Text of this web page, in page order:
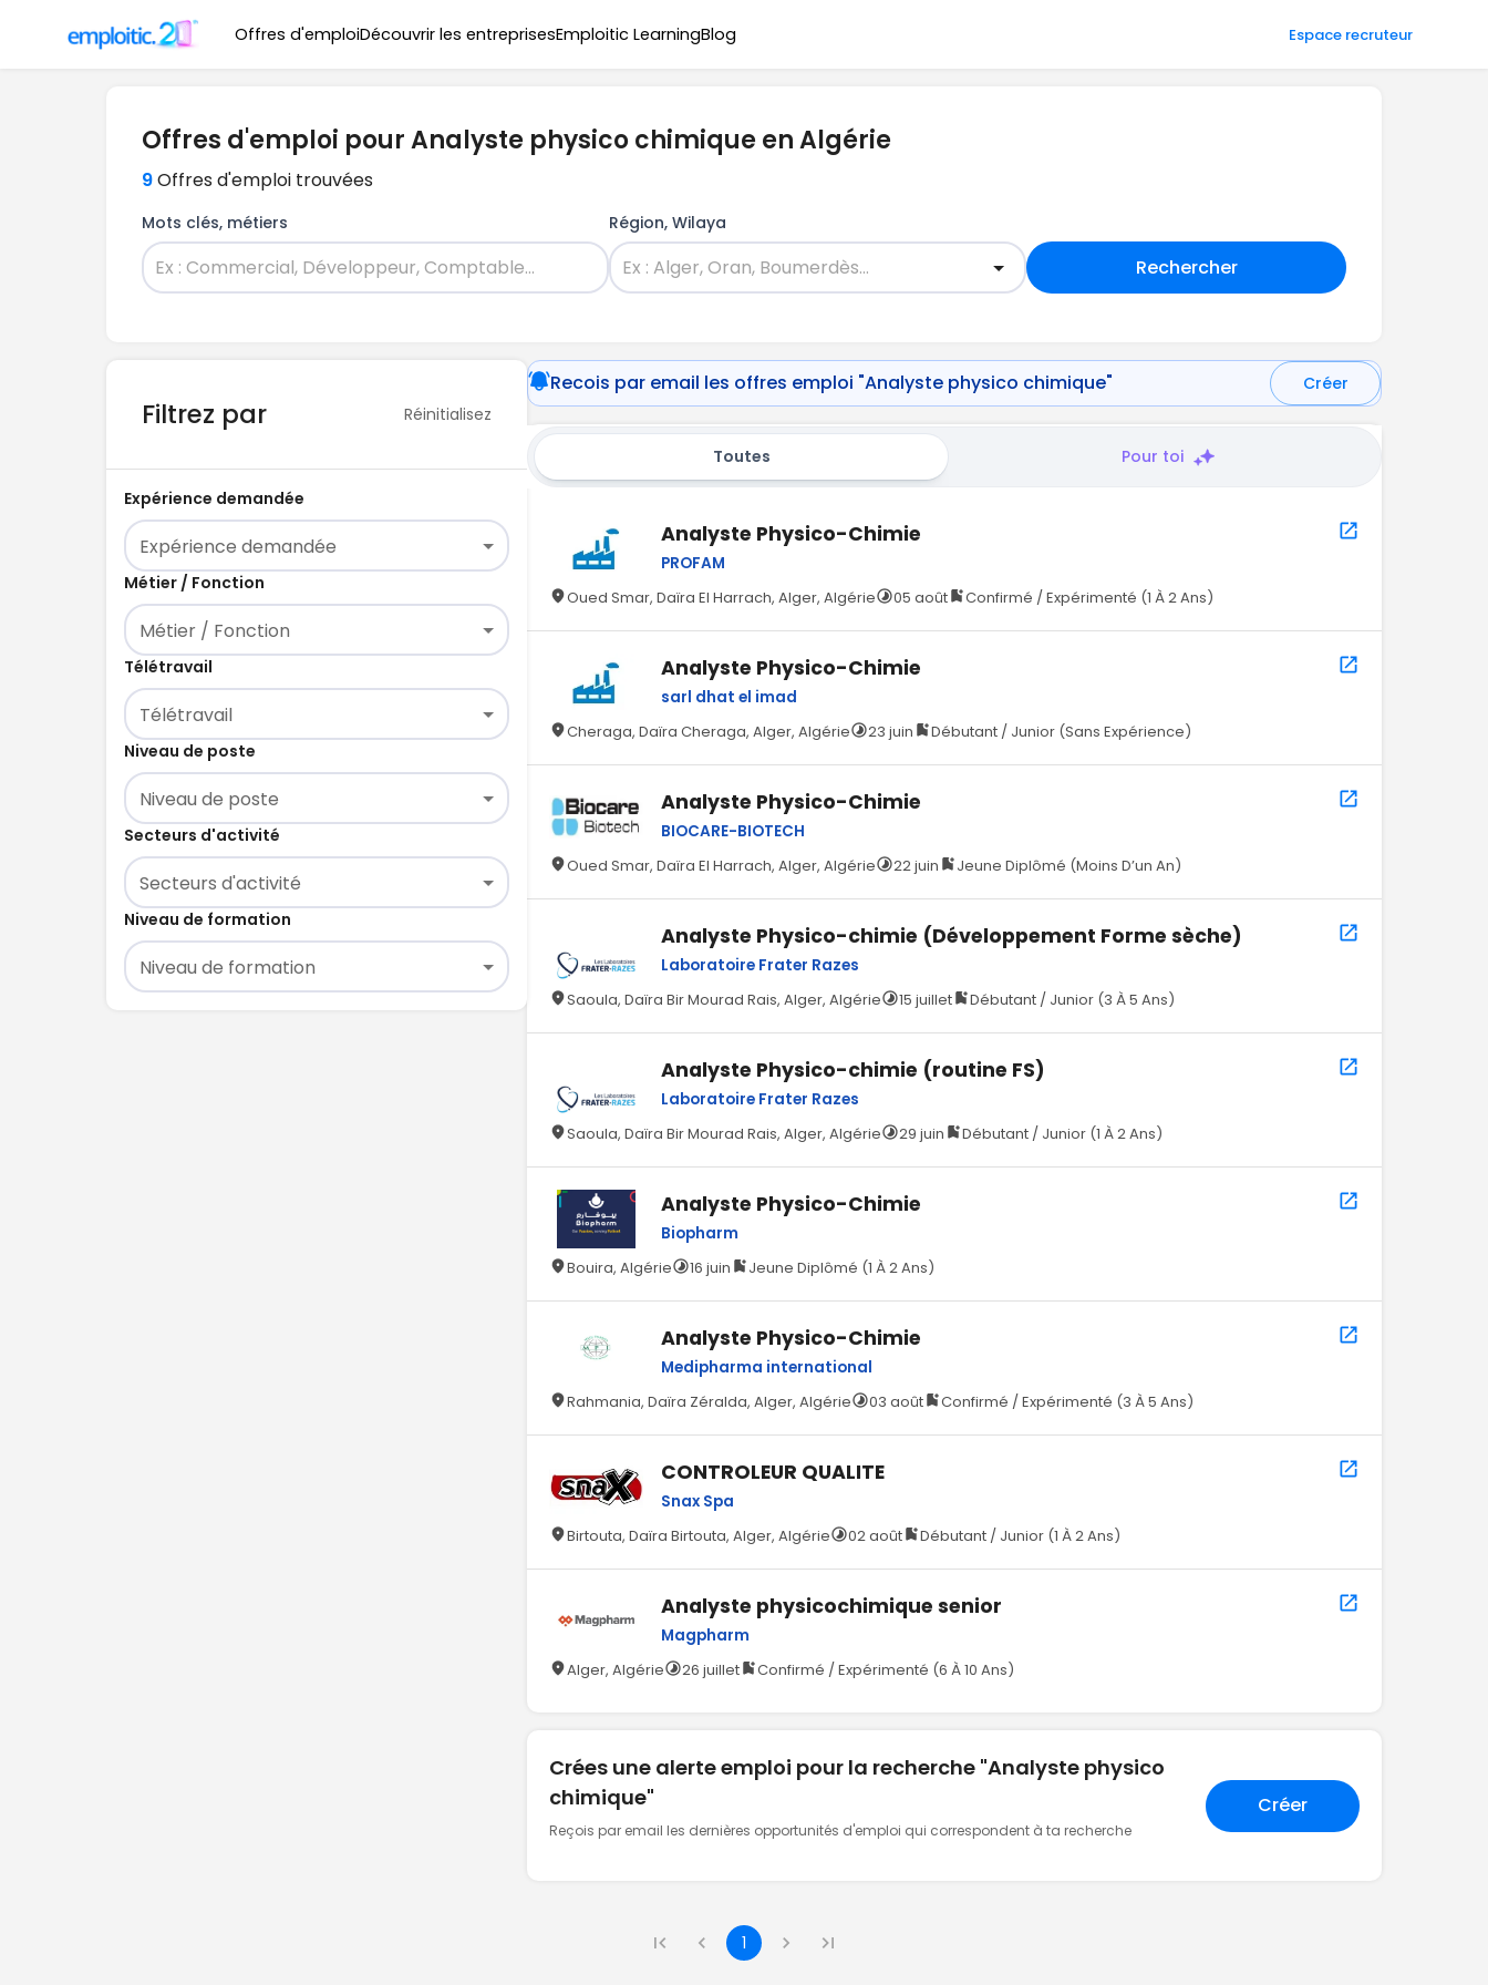
Offres d'emploiDécouvrir les entreprisesEmploitic LearningBlog Espace recruteur
Offres d'emploi pour Analyste physico chimique en Algérie
9Offres d'emploi trouvées
Mots clés, métiers Région, Wilaya
Rechercher
Filtrez par Réinitialisez
Expérience demandée
Expérience demandée
Métier / Fonction
Métier / Fonction
Télétravail
Télétravail
Niveau de poste
Niveau de poste
Secteurs d'activité
Secteurs d'activité
Niveau de formation
Niveau de formation
Recois par email les offres emploi "Analyste physico chimique" Créer
Toutes Pour toi
Analyste Physico-Chimie
PROFAM
Oued Smar, Daïra El Harrach, Alger, Algérie
05 août Confirmé / Expérimenté (1 À 2 Ans)
Analyste Physico-Chimie
sarl dhat el imad
Cheraga, Daïra Cheraga, Alger, Algérie
23 juin Débutant / Junior (Sans Expérience)
Analyste Physico-Chimie
BIOCARE-BIOTECH
Oued Smar, Daïra El Harrach, Alger, Algérie
22 juin Jeune Diplômé (Moins D’un An)
Analyste Physico-chimie (Développement Forme sèche)
Laboratoire Frater Razes
Saoula, Daïra Bir Mourad Rais, Alger, Algérie
15 juillet Débutant / Junior (3 À 5 Ans)
Analyste Physico-chimie (routine FS)
Laboratoire Frater Razes
Saoula, Daïra Bir Mourad Rais, Alger, Algérie
29 juin Débutant / Junior (1 À 2 Ans)
Analyste Physico-Chimie
Biopharm
Bouira, Algérie
16 juin Jeune Diplômé (1 À 2 Ans)
Analyste Physico-Chimie
Medipharma international
Rahmania, Daïra Zéralda, Alger, Algérie
03 août Confirmé / Expérimenté (3 À 5 Ans)
CONTROLEUR QUALITE
Snax Spa
Birtouta, Daïra Birtouta, Alger, Algérie
02 août Débutant / Junior (1 À 2 Ans)
Analyste physicochimique senior
Magpharm
Alger, Algérie
26 juillet Confirmé / Expérimenté (6 À 10 Ans)
Crées une alerte emploi pour la recherche "Analyste physico
chimique"
Reçois par email les dernières opportunités d'emploi qui correspondent à ta recherche
Créer
1